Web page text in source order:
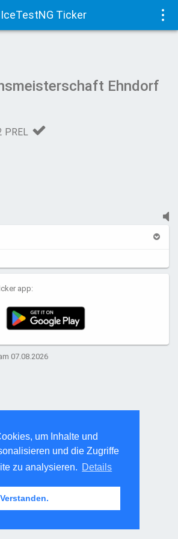
um Inhalte und
und die Zugriffe
zu analysieren. Details
Verstanden.
IceTestNG Ticker
Ehndorf
PREL
app:
07.08.2026